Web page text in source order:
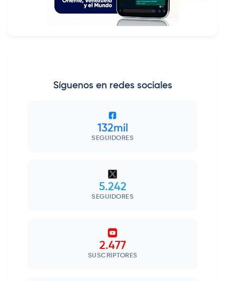
Síguenos en redes sociales
132mil
SEGUIDORES
5.242
SEGUIDORES
2.477
SUSCRIPTORES